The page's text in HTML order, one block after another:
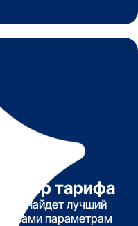
тарифа
найдет лучший
вами параметрам